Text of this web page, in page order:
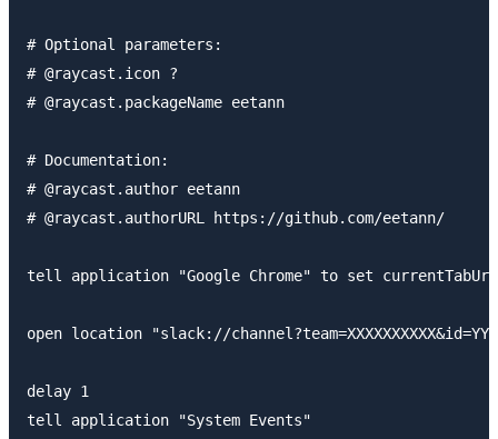
# Optional parameters:
# @raycast.icon ?
# @raycast.packageName eetann
# Documentation:
# @raycast.author eetann
# @raycast.authorURL https://github.com/eetann/
tell application "Google Chrome" to set
open location "slack://
delay 1
tell application "System Events"